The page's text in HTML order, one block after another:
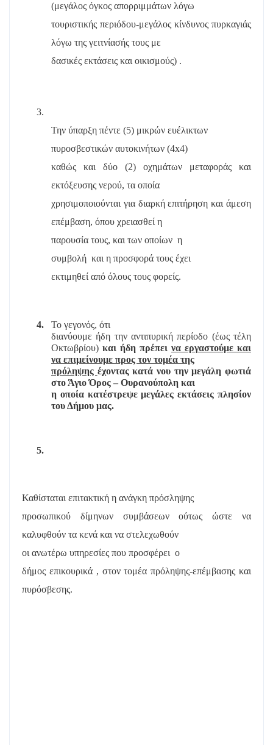
(μεγάλος όγκος απορριμμάτων λόγω
τουριστικής περιόδου-μεγάλος κίνδυνος πυρκαγιάς
λόγω της γειτνίασής τους με
δασικές εκτάσεις και οικισμούς) .
3.
Την ύπαρξη πέντε (5) μικρών ευέλικτων
πυροσβεστικών αυτοκινήτων (4x4)
καθώς και δύο (2) οχημάτων μεταφοράς και
εκτόξευσης νερού, τα οποία
χρησιμοποιούνται για διαρκή επιτήρηση και άμεση
επέμβαση, όπου χρειασθεί η
παρουσία τους, και των οποίων η
συμβολή και η προσφορά τους έχει
εκτιμηθεί από όλους τους φορείς.
4.
Το γεγονός, ότι
διανύουμε ήδη την αντιπυρική περίοδο (έως τέλη
Οκτωβρίου) και ήδη πρέπει να εργαστούμε και
να επιμείνουμε προς τον τομέα της
πρόληψης έχοντας κατά νου την μεγάλη φωτιά
στο Άγιο Όρος – Ουρανούπολη και
η οποία κατέστρεψε μεγάλες εκτάσεις πλησίον
του Δήμου μας.
5.
Καθίσταται επιτακτική η ανάγκη πρόσληψης
προσωπικού δίμηνων συμβάσεων ούτως ώστε να
καλυφθούν τα κενά και να στελεχωθούν
οι ανωτέρω υπηρεσίες που προσφέρει ο
δήμος επικουρικά , στον τομέα πρόληψης-επέμβασης και
πυρόσβεσης.